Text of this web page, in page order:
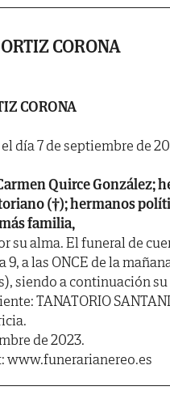
CORONA
CORONA
día 7 de septiembre de
Quirce González;
(†); hermanos
familia,
su alma. El funeral de
9, a las ONCE de la
siendo a continuación
TANATORIO
de 2023.
www.funerarianereo.es